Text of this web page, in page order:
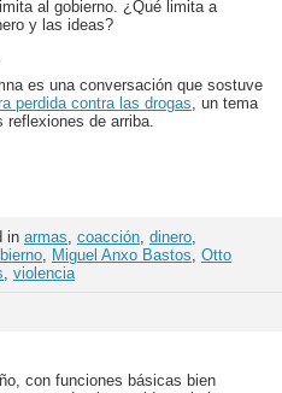
al gobierno. ¿Qué limita a
y las ideas?
es una conversación que sostuve
perdida contra las drogas, un tema
reflexiones de arriba.
in armas, coacción, dinero,
, Miguel Anxo Bastos, Otto
, violencia
con funciones básicas bien